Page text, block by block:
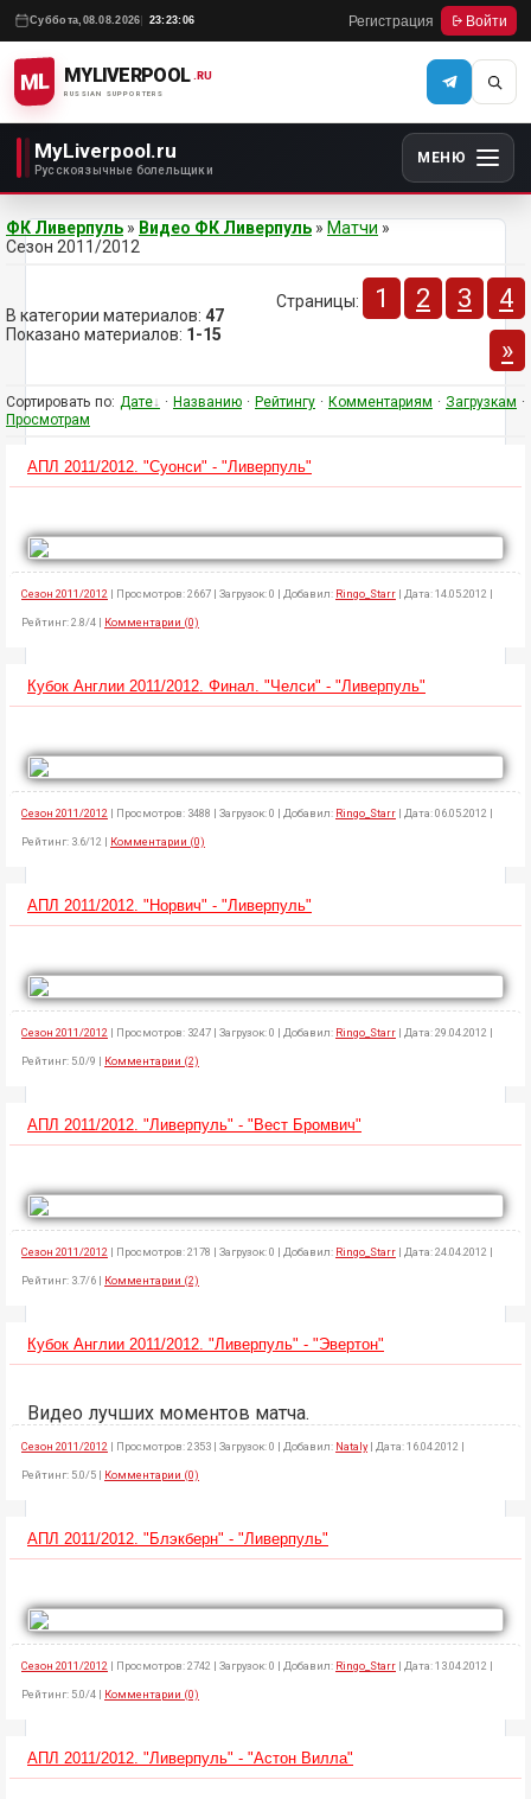
Суббота, 08.08.2026 23:23:06 Регистрация Войти
ML MYLIVERPOOL
RUSSIAN SUPPORTERS
.RU
MyLiverpool.ru
Русскоязычные болельщики
МЕНЮ
ФК Ливерпуль » Видео ФК Ливерпуль » Матчи »
Сезон 2011/2012
В категории материалов: 47
Показано материалов: 1-15
Страницы: 1 2 3
4
»
Сортировать по: Дате · Названию · Рейтингу · Комментариям · Загрузкам ·
Просмотрам
АПЛ 2011/2012. "Суонси" - "Ливерпуль"
Сезон 2011/2012 | Просмотров: 2667 | Загрузок: 0 | Добавил: Ringo_Starr | Дата: 14.05.2012 |
Рейтинг: 2.8/4 | Комментарии (0)
Кубок Англии 2011/2012. Финал. "Челси" - "Ливерпуль"
Сезон 2011/2012 | Просмотров: 3488 | Загрузок: 0 | Добавил: Ringo_Starr | Дата: 06.05.2012 |
Рейтинг: 3.6/12 | Комментарии (0)
АПЛ 2011/2012. "Норвич" - "Ливерпуль"
Сезон 2011/2012 | Просмотров: 3247 | Загрузок: 0 | Добавил: Ringo_Starr | Дата: 29.04.2012 |
Рейтинг: 5.0/9 | Комментарии (2)
АПЛ 2011/2012. "Ливерпуль" - "Вест Бромвич"
Сезон 2011/2012 | Просмотров: 2178 | Загрузок: 0 | Добавил: Ringo_Starr | Дата: 24.04.2012 |
Рейтинг: 3.7/6 | Комментарии (2)
Кубок Англии 2011/2012. "Ливерпуль" - "Эвертон"
Видео лучших моментов матча.
Сезон 2011/2012 | Просмотров: 2353 | Загрузок: 0 | Добавил: Nataly| Дата: 16.04.2012 |
Рейтинг: 5.0/5 | Комментарии (0)
АПЛ 2011/2012. "Блэкберн" - "Ливерпуль"
Сезон 2011/2012 | Просмотров: 2742 | Загрузок: 0 | Добавил: Ringo_Starr | Дата: 13.04.2012 |
Рейтинг: 5.0/4 | Комментарии (0)
АПЛ 2011/2012. "Ливерпуль" - "Астон Вилла"